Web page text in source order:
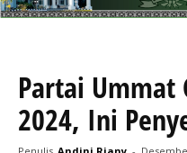
Partai Ummat
2024, Ini